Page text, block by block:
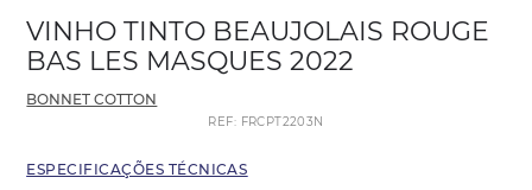
VINHO TINTO BEAUJOLAIS ROUGE
BAS LES MASQUES 2022
BONNET COTTON
REF: FRCPT2203N
ESPECIFICAÇÕES TÉCNICAS